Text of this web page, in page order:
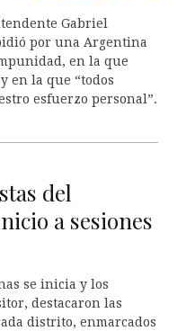
Gabriel
por una Argentina
en la que
en la que “todos
esfuerzo personal”.
del
a sesiones
se inicia y los
destacaron las
distrito, enmarcados